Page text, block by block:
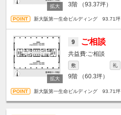
3階 （93.37坪）
新大阪第一生命ビルディング 93.71坪
9 ご相談
ご相談
敷 礼
9階 （60.3坪）
新大阪第一生命ビルディング 93.71坪